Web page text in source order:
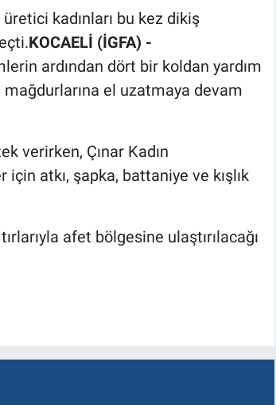
kadınları bu kez dikiş
KOCAELİ (İGFA) -
ardından dört bir koldan yardım
el uzatmaya devam
verirken, Çınar Kadın
atkı, şapka, battaniye ve kışlık
afet bölgesine ulaştırılacağı